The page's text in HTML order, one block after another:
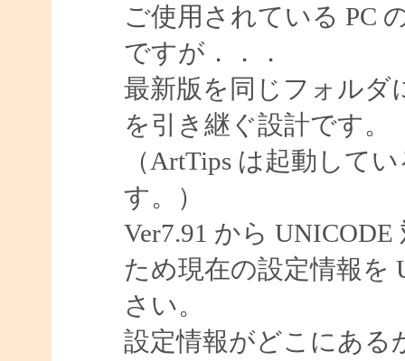
ご使用されている PC
ですが．．．
最新版を同じフォルダ
を引き継ぐ設計です。
（ArtTips は起動して
す。）
Ver7.91 から
ため現在の設定情報を
さい。
設定情報がどこにある